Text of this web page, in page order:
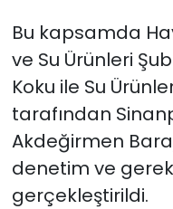
Bu kapsamda
ve Su Ürünleri
Koku ile Su
tarafından
Akdeğirmen
denetim ve
gerçekleştirildi.